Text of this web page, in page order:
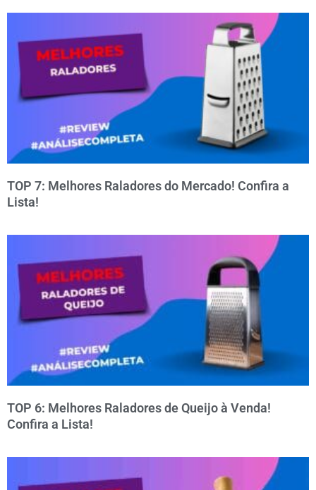
TOP 7: Melhores Raladores do Mercado! Confira a
Lista!
TOP 6: Melhores Raladores de Queijo à Venda!
Confira a Lista!